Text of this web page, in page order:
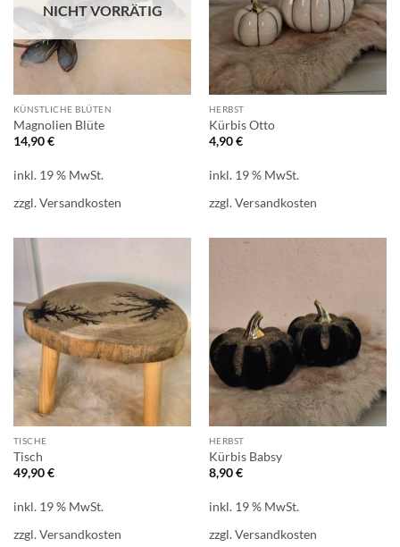
NICHT VORRÄTIG
KÜNSTLICHE BLÜTEN
Magnolien Blüte
14,90€
inkl. 19 % MwSt.
zzgl.Versandkosten
HERBST
Kürbis Otto
4,90€
inkl. 19 % MwSt.
zzgl.Versandkosten
TISCHE
Tisch
49,90€
inkl. 19 % MwSt.
zzgl.Versandkosten
HERBST
Kürbis Babsy
8,90€
inkl. 19 % MwSt.
zzgl.Versandkosten